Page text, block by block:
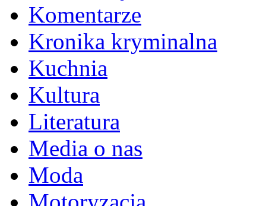
Komentarze
Kronika kryminalna
Kuchnia
Kultura
Literatura
Media o nas
Moda